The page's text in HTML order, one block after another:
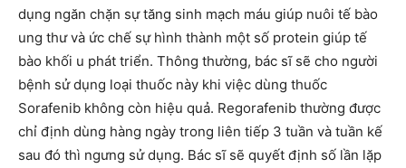
dụng ngăn chặn sự tăng sinh mạch máu giúp nuôi tế bào
ung thư và ức chế sự hình thành một số protein giúp tế
bào khối u phát triển. Thông thường, bác sĩ sẽ cho người
bệnh sử dụng loại thuốc này khi việc dùng thuốc
Sorafenib không còn hiệu quả. Regorafenib thường được
chỉ định dùng hàng ngày trong liên tiếp 3 tuần và tuần kế
sau đó thì ngưng sử dụng. Bác sĩ sẽ quyết định số lần lặp